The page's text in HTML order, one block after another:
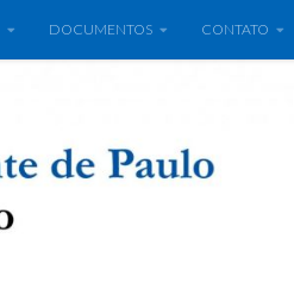
DOCUMENTOS CONTATO